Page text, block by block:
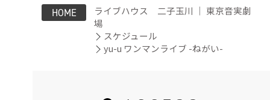
HOME
ライブハウス 二子玉川 ｜ 東京音実劇
場
スケジュール
yu-u ワンマンライブ -ねがい-